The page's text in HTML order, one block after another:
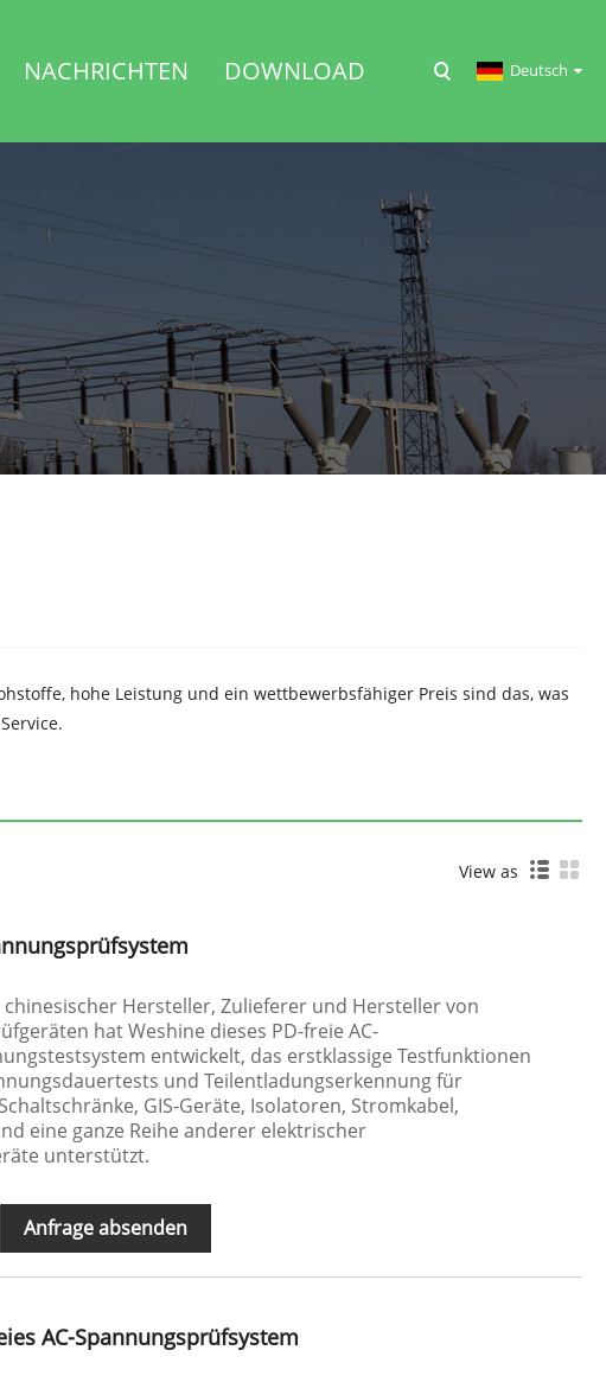
NACHRICHTEN DOWNLOAD Deutsch
hohe Leistung und ein wettbewerbsfähiger Preis sind das, was
View as
Hersteller, Zulieferer und Hersteller von
hat Weshine dieses PD-freie AC-
entwickelt, das erstklassige Testfunktionen
und Teilentladungserkennung für
GIS-Geräte, Isolatoren, Stromkabel,
eine ganze Reihe anderer elektrischer
unterstützt.
Anfrage absenden
AC-Spannungsprüfsystem